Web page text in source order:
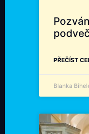
PŘEČÍST
Blanka